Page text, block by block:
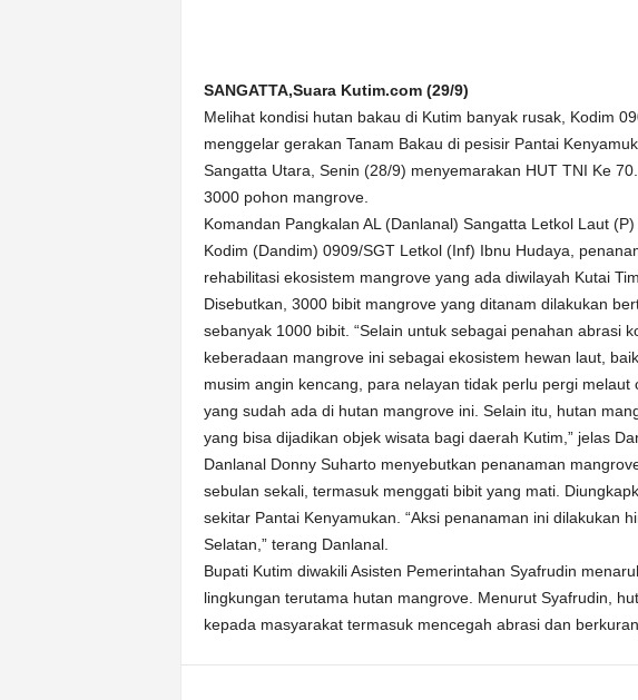
SANGATTA,Suara Kutim.com (29/9)
Melihat kondisi hutan bakau di Kutim banyak rusak, Kodim
menggelar gerakan Tanam Bakau di pesisir Pantai
Sangatta Utara, Senin (28/9) menyemarakan HUT TNI Ke
3000 pohon mangrove.
Komandan Pangkalan AL (Danlanal) Sangatta Letkol Laut
Kodim (Dandim) 0909/SGT Letkol (Inf) Ibnu Hudaya,
rehabilitasi ekosistem mangrove yang ada diwilayah Kutai
Disebutkan, 3000 bibit mangrove yang ditanam dilakukan
sebanyak 1000 bibit. “Selain untuk sebagai penahan abrasi
keberadaan mangrove ini sebagai ekosistem hewan laut,
musim angin kencang, para nelayan tidak perlu pergi
yang sudah ada di hutan mangrove ini. Selain itu, hutan
yang bisa dijadikan objek wisata bagi daerah Kutim,” jelas
Danlanal Donny Suharto menyebutkan penanaman
sebulan sekali, termasuk menggati bibit yang mati.
sekitar Pantai Kenyamukan. “Aksi penanaman ini dilakukan
Selatan,” terang Danlanal.
Bupati Kutim diwakili Asisten Pemerintahan Syafrudin
lingkungan terutama hutan mangrove. Menurut Syafrudin,
kepada masyarakat termasuk mencegah abrasi dan